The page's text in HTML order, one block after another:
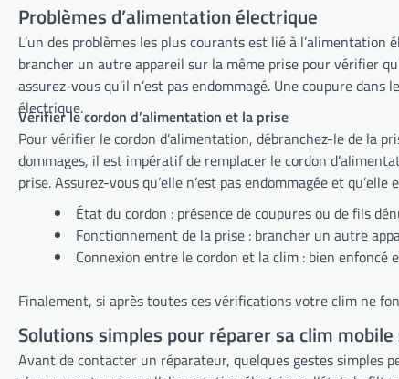
Problèmes d’alimentation électrique
L’un des problèmes les plus courants est lié à l’alimentation électrique. Parfois, la solution est simple : vérifiez que la clim est bien branchée et que la prise
brancher un autre appareil sur la même prise pour vérifier qu’elle est alimentée. Si la prise fonctionne, le problème peut venir du câble
électrique.
Vérifier le cordon d’alimentation et la prise
Pour vérifier le cordon d’alimentation, débranchez-le de la prise et de la clim. Inspectez-le soigneusement à la recherche de coupures, de fissures ou
dommages, il est impératif de remplacer le cordon d’alimentation.
prise. Assurez-vous qu’elle n’est pas endommagée et
État du cordon : présence de coupures ou de fils
Fonctionnement de la prise : brancher un autre
Connexion entre le cordon et la clim : bien enfoncé
Finalement, si après toutes ces vérifications votre clim ne
Solutions simples pour réparer sa clim
Avant de contacter un réparateur, quelques gestes simples